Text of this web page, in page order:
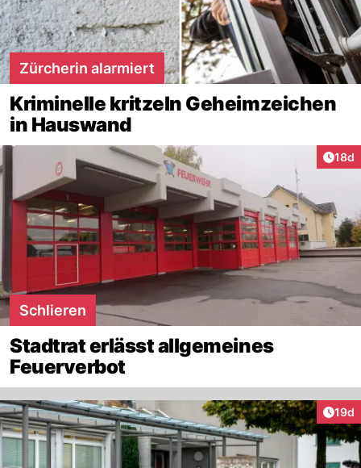
Zürcherin alarmiert
Kriminelle kritzeln Geheimzeichen
in Hauswand
18d
Schlieren
Stadtrat erlässt allgemeines
Feuerverbot
19d